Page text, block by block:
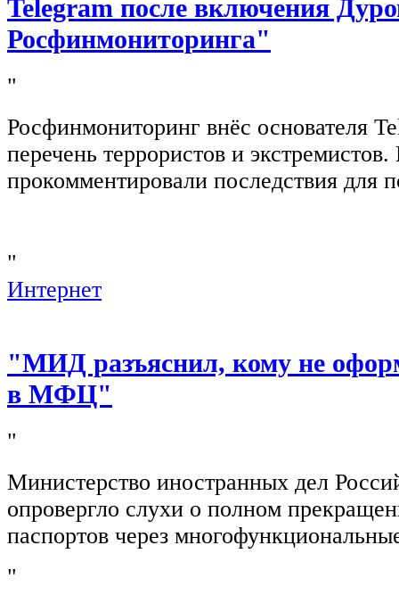
Telegram после включения
Росфинмониторинга"
"
Росфинмониторинг внёс основателя
перечень террористов и
прокомментировали последствия для
"
Интернет
"МИД разъяснил, кому не
в МФЦ"
"
Министерство иностранных дел
опровергло слухи о полном
паспортов через
"